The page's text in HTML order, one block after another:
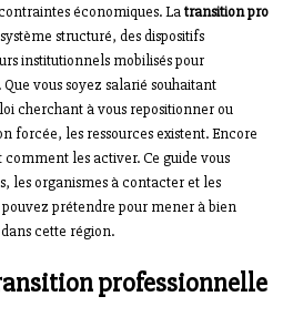
économiques. Latransition pro
structuré, des dispositifs
institutionnels mobilisés pour
vous soyez salarié souhaitant
cherchant à vous repositionner ou
forcée, les ressources existent. Encore
les activer. Ce guide vous
les organismes à contacter et les
prétendre pour mener à bien
cette région.
professionnelle